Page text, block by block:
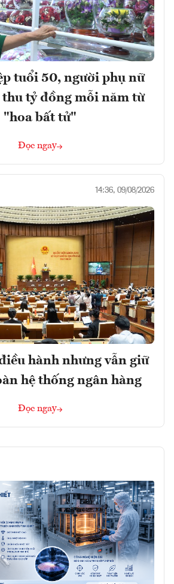
tuổi 50, người phụ nữ
tỷ đồng mỗi năm từ
"hoa bất tử"
Đọc ngay
14:36, 09/08/2026
hành nhưng vẫn giữ
hệ thống ngân hàng
Đọc ngay